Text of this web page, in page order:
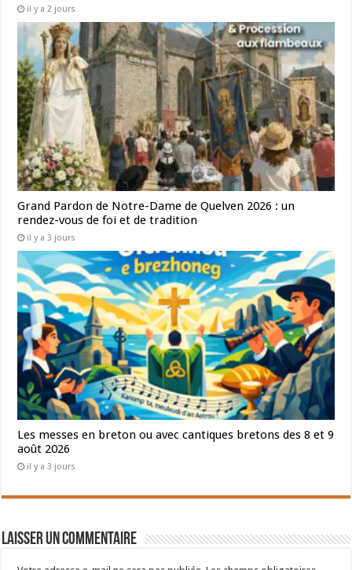
il y a 2 jours
Grand Pardon de Notre-Dame de Quelven 2026 : un
rendez-vous de foi et de tradition
il y a 3 jours
Les messes en breton ou avec cantiques bretons des 8 et 9
août 2026
il y a 3 jours
Laisser un commentaire